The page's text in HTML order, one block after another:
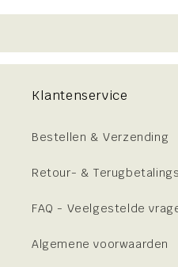
Klantenservice
Bestellen & Verzending
Retour- &
FAQ - Veelgestelde
Algemene voorwaarden